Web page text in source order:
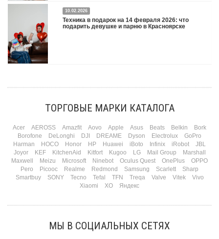
Двадцать третье февраля — праздник, на который мужчины делают вид, что им
все равно. А потом три дня рассказывают коллегам, какую колонку / приставку /
камеру им подарили. Не верьте словам — верьте глазам, которые загораются
при виде новой коробки.
10.02.2026
Техника в подарок на 14 февраля 2026: что
подарить девушке и парню в Красноярске
марта — контрольный выстрел по кошельку. Начнем с первого — потому что он
ТОРГОВЫЕ МАРКИ КАТАЛОГА
Acer AEROSS Amazfit Aovo Apple Asus Beats Belkin
Bork
Borofone
DeLonghi DJI DREAME Dyson Electrolux
GoPro
Harman
HOCO Honor HP Huawei iBoto Infinix iRobot
JBL
Joyor
KEF KitchenAid Kitfort Kugoo LG Mail Group
Marshall
Maxwell
Meizu Microsoft Ninebot Oculus Quest OnePlus
OPPO
Pero
Picooc Realme Redmond Samsung Scarlett
Sharp
Smartbuy
SONY Tecno Tefal TFN Treqa Valve Vitek
Vivo
Xiaomi
XO Яндекс
МЫ В СОЦИАЛЬНЫХ СЕТЯХ